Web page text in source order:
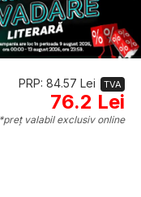
PRP: 84.57 Lei TVA
76.2 Lei
*preț valabil exclusiv online